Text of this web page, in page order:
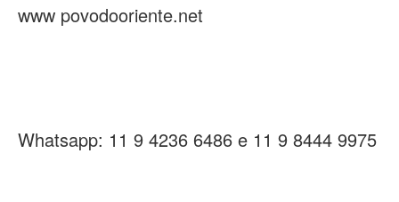
www povodooriente.net
Whatsapp: 11 9 4236 6486 e 11 9 8444 9975